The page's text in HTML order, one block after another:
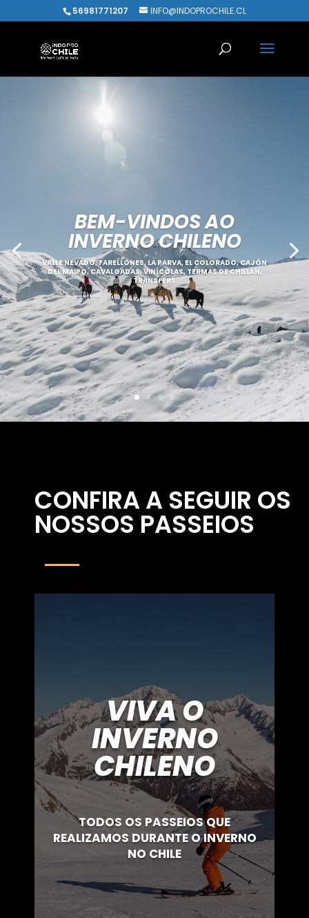
56981771207 INFO@INDOPROCHILE.CL
BEM-VINDOS AO
INVERNO CHILENO
VALLE NEVADO, FARELLONES, LA PARVA, EL COLORADO, CAJÓN
DEL MAIPO, CAVALGADAS, VINÍCOLAS, TERMAS DE CHILLÁN,
TRANSFERS
CONFIRA A SEGUIR OS
NOSSOS PASSEIOS
VIVA O
INVERNO
CHILENO
TODOS OS PASSEIOS QUE
REALIZAMOS DURANTE O INVERNO
NO CHILE